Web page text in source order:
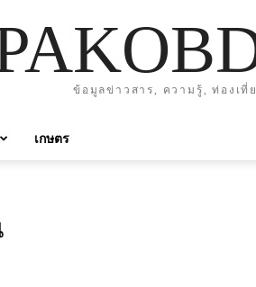
ข้อมูลข่าวสาร, ความรู้, ท่องเที่
เกษตร